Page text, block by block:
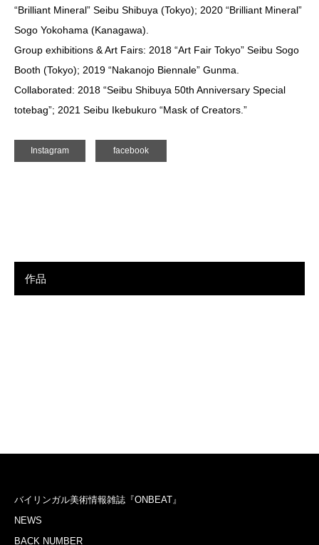
“Brilliant Mineral” Seibu Shibuya (Tokyo); 2020 “Brilliant Mineral”
Sogo Yokohama (Kanagawa).
Group exhibitions & Art Fairs: 2018 “Art Fair Tokyo” Seibu Sogo
Booth (Tokyo); 2019 “Nakanojo Biennale” Gunma.
Collaborated: 2018 “Seibu Shibuya 50th Anniversary Special
totebag”; 2021 Seibu Ikebukuro “Mask of Creators.”
Instagram facebook
作品
バイリンガル美術情報雑誌『ONBEAT』
NEWS
BACK NUMBER